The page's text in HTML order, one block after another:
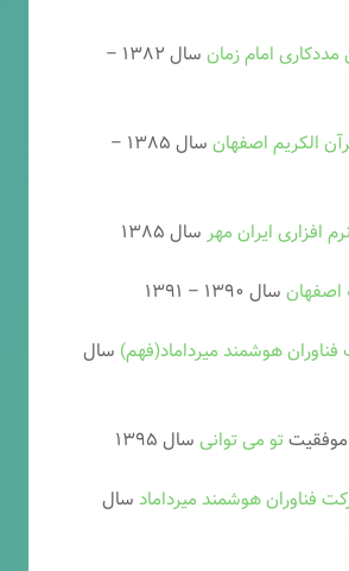
مددکاری امام زمان
سال ۱۳۸۲ –
الکریم اصفهان
سال ۱۳۸۵ –
نرم افزاری ایران مهر سال ۱۳۸۵
اصفهان سال ۱۳۹۰ – ۱۳۹۱
هوشمند میرداماد(فهم) سال
تو می توانی سال ۱۳۹۵
فناوران هوشمند میرداماد سال